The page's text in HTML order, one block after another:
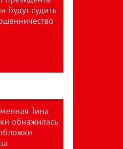
будут судить
Тина
обнажилась